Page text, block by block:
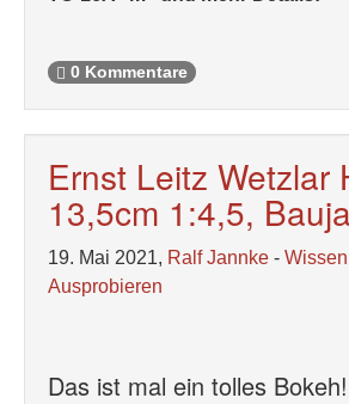
0 Kommentare
Ernst Leitz Wetzlar
13,5cm 1:4,5,
19. Mai 2021, Ralf Jannke - Wissen
Ausprobieren
Das ist mal ein tolles Bokeh!